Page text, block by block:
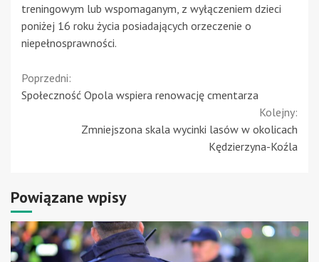
treningowym lub wspomaganym, z wyłączeniem dzieci
poniżej 16 roku życia posiadających orzeczenie o
niepełnosprawności.
Continue
Reading
Poprzedni:
Społeczność Opola wspiera renowację cmentarza
Kolejny:
Zmniejszona skala wycinki lasów w okolicach
Kędzierzyna-Koźla
Powiązane wpisy